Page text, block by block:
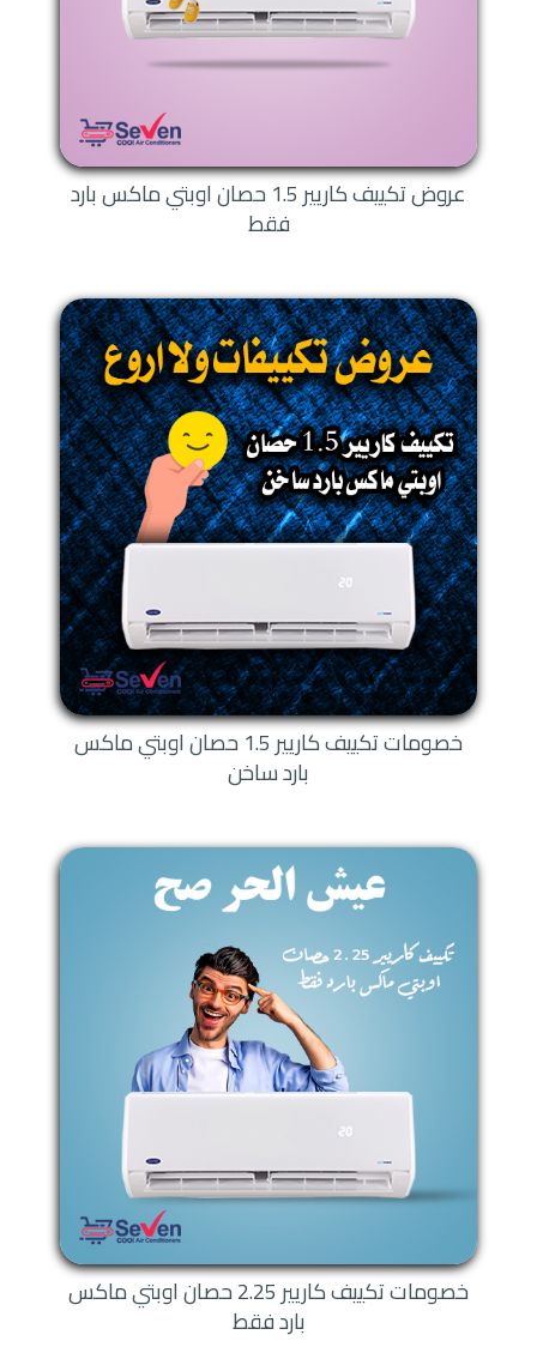
عروض تكييف كاريير 1.5 حصان اوبتي ماكس بارد
فقط
خصومات تكييف كاريير 1.5 حصان اوبتي ماكس
بارد ساخن
خصومات تكييف كاريير 2.25 حصان اوبتي ماكس
بارد فقط